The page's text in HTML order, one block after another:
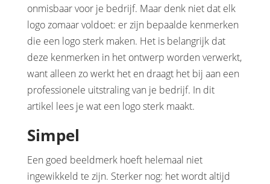
onmisbaar voor je bedrijf. Maar denk niet dat elk
logo zomaar voldoet: er zijn bepaalde kenmerken
die een logo sterk maken. Het is belangrijk dat
deze kenmerken in het ontwerp worden verwerkt,
want alleen zo werkt het en draagt het bij aan een
professionele uitstraling van je bedrijf. In dit
artikel lees je wat een logo sterk maakt.
Simpel
Een goed beeldmerk hoeft helemaal niet
ingewikkeld te zijn. Sterker nog: het wordt altijd